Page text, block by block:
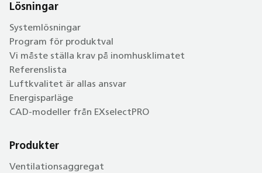
Lösningar
Systemlösningar
Program för produktval
Vi måste ställa krav på inomhusklimatet
Referenslista
Luftkvalitet är allas ansvar
Energisparläge
CAD-modeller från EXselectPRO
Produkter
Ventilationsaggregat